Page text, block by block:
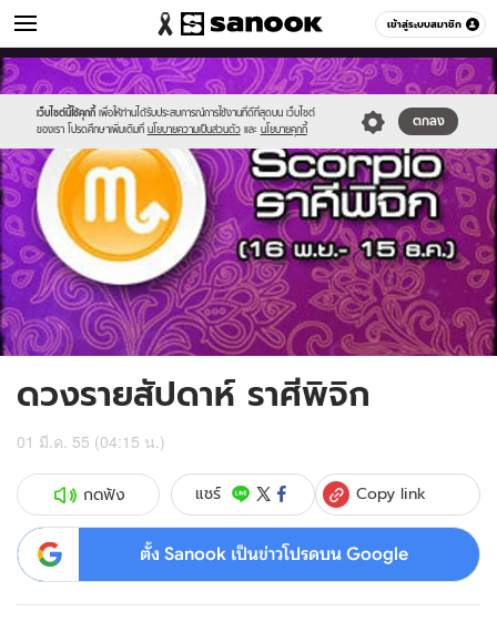
เข้าสู่ระบบสมาชิก
ดูดวง หมวดอื่นๆ
เว็บไซต์นี้ใช้คุกกี้ เพื่อให้ท่านได้รับประสบการณ์การใช้งานที่ดีที่สุดบน เว็บไซต์
ของเรา โปรดศึกษาเพิ่มเติมที่ นโยบายความเป็นส่วนตัว และ นโยบายคุกกี้
ตกลง
Sanook
//s.isanook.com/sr/0/images/logo-
new-
sanook.png
600
60
//s.isanook.com/ho/0/ud/5/25937/11scorpio.jpg
ดวงรายสัปดาห์ ราศีพิจิก
01 มี.ค. 55 (04:15 น.)
กดฟัง แชร์ Copy link
ตั้ง Sanook เป็นข่าวโปรดบน Google